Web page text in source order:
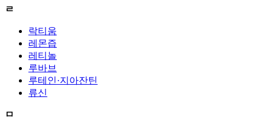
ㄹ
락티움
레몬즙
레티놀
루바브
루테인·지아잔틴
류신
ㅁ